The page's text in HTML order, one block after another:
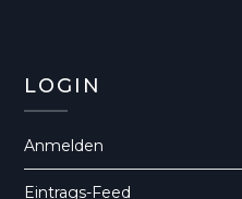
LOGIN
Anmelden
Eintrags-Feed